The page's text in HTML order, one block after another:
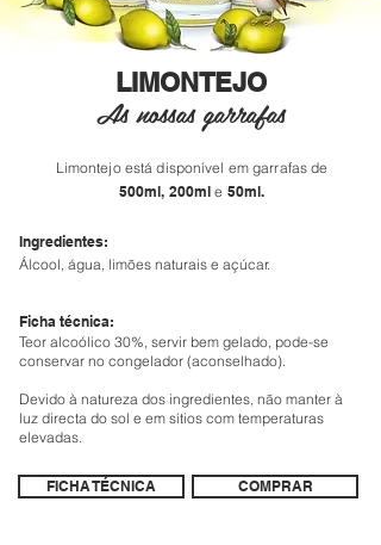
LIMONTEJO
As nossas garrafas
Limontejo está disponível em garrafas de
500ml, 200mle 50ml.
Ingredientes:
Álcool, água, limões naturais e açúcar.
Ficha técnica:
Teor alcoólico 30%, servir bem gelado, pode-se
conservar no congelador (aconselhado).
Devido à natureza dos ingredientes, não manter à
luz directa do sol e em sítios com temperaturas
elevadas.
FICHA TÉCNICA COMPRAR